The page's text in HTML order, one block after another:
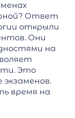
Ответ
открыли
Они
на
Это
время на